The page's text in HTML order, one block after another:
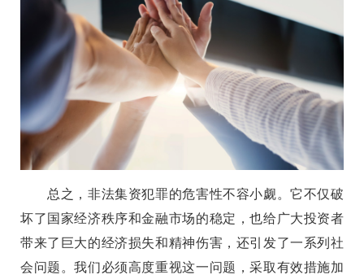
总之，非法集资犯罪的危害性不容小觑。它不仅破
坏了国家经济秩序和金融市场的稳定，也给广大投资者
带来了巨大的经济损失和精神伤害，还引发了一系列社
会问题。我们必须高度重视这一问题，采取有效措施加